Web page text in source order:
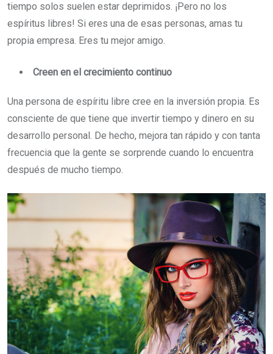
tiempo solos suelen estar deprimidos. ¡Pero no los
espíritus libres! Si eres una de esas personas, amas tu
propia empresa. Eres tu mejor amigo.
Creen en el crecimiento continuo
Una persona de espíritu libre cree en la inversión propia. Es
consciente de que tiene que invertir tiempo y dinero en su
desarrollo personal. De hecho, mejora tan rápido y con tanta
frecuencia que la gente se sorprende cuando lo encuentra
después de mucho tiempo.